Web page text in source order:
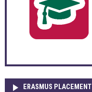
ERASMUS PLACEMENT